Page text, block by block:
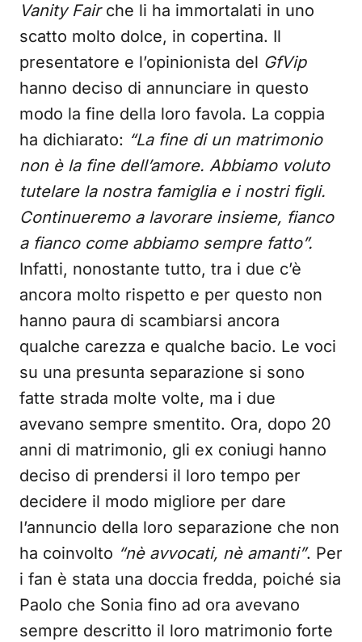
Vanity Fair che li ha immortalati in uno
scatto molto dolce, in copertina. Il
presentatore e l’opinionista del GfVip
hanno deciso di annunciare in questo
modo la fine della loro favola. La coppia
ha dichiarato: “La fine di un matrimonio
non è la fine dell’amore. Abbiamo voluto
tutelare la nostra famiglia e i nostri figli.
Continueremo a lavorare insieme, fianco
a fianco come abbiamo sempre fatto”.
Infatti, nonostante tutto, tra i due c’è
ancora molto rispetto e per questo non
hanno paura di scambiarsi ancora
qualche carezza e qualche bacio. Le voci
su una presunta separazione si sono
fatte strada molte volte, ma i due
avevano sempre smentito. Ora, dopo 20
anni di matrimonio, gli ex coniugi hanno
deciso di prendersi il loro tempo per
decidere il modo migliore per dare
l’annuncio della loro separazione che non
ha coinvolto “nè avvocati, nè amanti”. Per
i fan è stata una doccia fredda, poiché sia
Paolo che Sonia fino ad ora avevano
sempre descritto il loro matrimonio forte